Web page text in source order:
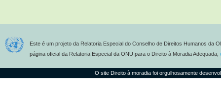
Este é um projeto da Relatoria Especial do Conselho de Direitos Humanos da
página oficial da Relatoria Especial da ONU para o Direito à Moradia Adequada,
O site Direito à moradia foi orgulhosamente